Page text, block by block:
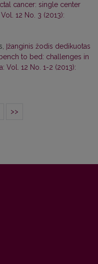
cancer: single center
12 No. 3 (2013):
Įžanginis žodis dedikuotas
to bed: challenges in
Vol. 12 No. 1-2 (2013):
>>